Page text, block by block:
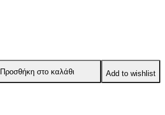
Προσθήκη στο καλάθι Add to wishlist